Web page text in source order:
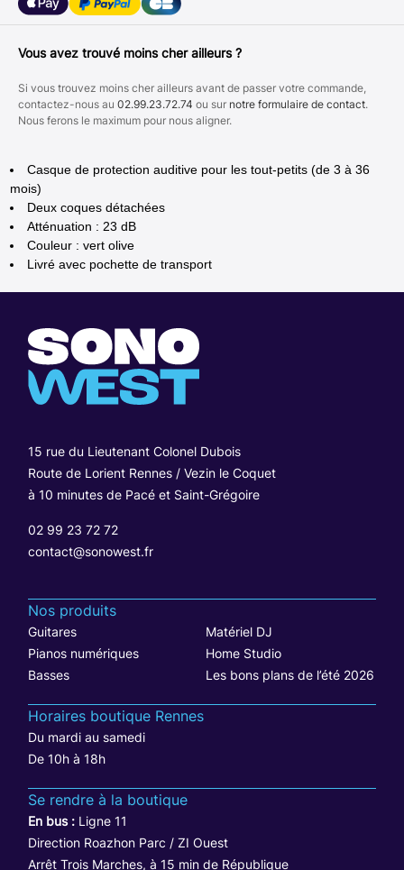
Vous avez trouvé moins cher ailleurs ?
Si vous trouvez moins cher ailleurs avant de passer votre commande,
contactez-nous au 02.99.23.72.74 ou sur notre formulaire de contact.
Nous ferons le maximum pour nous aligner.
Casque de protection auditive pour les tout-petits (de 3 à 36
mois)
Deux coques détachées
Atténuation : 23 dB
Couleur : vert olive
Livré avec pochette de transport
15 rue du Lieutenant Colonel Dubois
Route de Lorient Rennes / Vezin le Coquet
à 10 minutes de Pacé et Saint-Grégoire
02 99 23 72 72
contact@sonowest.fr
Nos produits
Guitares
Matériel DJ
Pianos numériques
Home Studio
Basses
Les bons plans de l’été 2026
Horaires boutique Rennes
Du mardi au samedi
De 10h à 18h
Se rendre à la boutique
En bus : Ligne 11
Direction Roazhon Parc / ZI Ouest
Arrêt Trois Marches, à 15 min de République